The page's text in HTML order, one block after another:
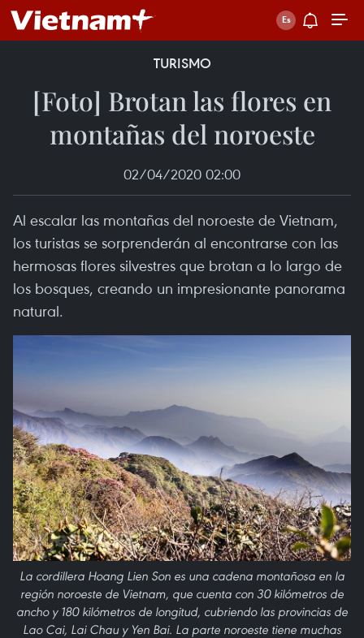
TURISMO
[Foto] Brotan las flores en
montañas del noroeste
02/04/2020 02:00
Al escalar las montañas del noroeste de Vietnam,
los turistas se sorprenderán al encontrarse con las
hermosas flores silvestres que brotan a lo largo de
los bosques, creando un impresionante panorama
natural.
La cordillera Hoang Lien Son es una cadena montañosa en la
región noroeste de Vietnam, que cuenta con 30 kilómetros de
ancho y 180 kilómetros de longitud, cubriendo las provincias de
Lao Cai, Lai Chau y Yen Bai. La parte noroeste tiene muchas